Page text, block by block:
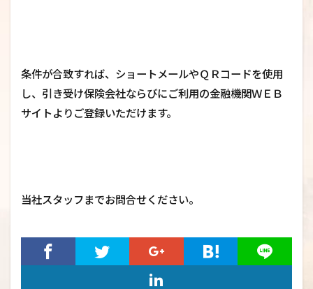
条件が合致すれば、ショートメールやＱＲコードを使用
し、引き受け保険会社ならびにご利用の金融機関ＷＥＢ
サイトよりご登録いただけます。
当社スタッフまでお問合せください。